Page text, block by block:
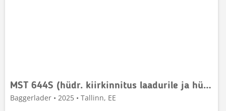
MST 644S (hüdr. kiirkinnitus laadurile ja hüdrovasar)
Baggerlader • 2025 • Tallinn, EE